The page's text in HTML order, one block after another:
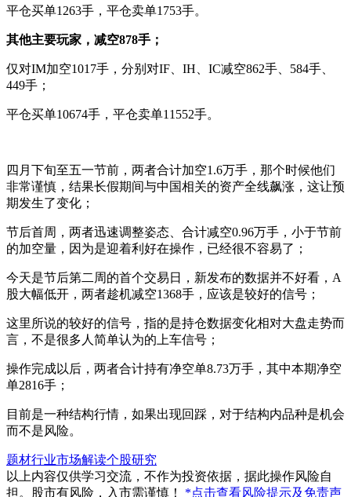
平仓买单1263手，平仓卖单1753手。
其他主要玩家，减空878手；
仅对IM加空1017手，分别对IF、IH、IC减空862手、584手、
449手；
平仓买单10674手，平仓卖单11552手。
四月下旬至五一节前，两者合计加空1.6万手，那个时候他们
非常谨慎，结果长假期间与中国相关的资产全线飙涨，这让预
期发生了变化；
节后首周，两者迅速调整姿态、合计减空0.96万手，小于节前
的加空量，因为是迎着利好在操作，已经很不容易了；
今天是节后第二周的首个交易日，新发布的数据并不好看，A
股大幅低开，两者趁机减空1368手，应该是较好的信号；
这里所说的较好的信号，指的是持仓数据变化相对大盘走势而
言，不是很多人简单认为的上车信号；
操作完成以后，两者合计持有净空单8.73万手，其中本期净空
单2816手；
目前是一种结构行情，如果出现回踩，对于结构内品种是机会
而不是风险。
题材行业市场解读个股研究
以上内容仅供学习交流，不作为投资依据，据此操作风险自
担。股市有风险，入市需谨慎！ *点击查看风险提示及免责声